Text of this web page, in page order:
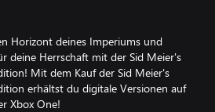
Horizont deines Imperiums und
deine Herrschaft mit der Sid Meier's
Mit dem Kauf der Sid Meier's
erhältst du digitale Versionen auf
Xbox One!